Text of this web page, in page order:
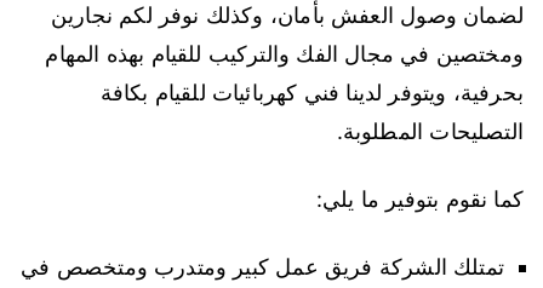
لضمان وصول العفش بأمان، وكذلك نوفر لكم نجارين
ومختصين في مجال الفك والتركيب للقيام بهذه المهام
بحرفية، ويتوفر لدينا فني كهربائيات للقيام بكافة
التصليحات المطلوبة.
كما نقوم بتوفير ما يلي:
تمتلك الشركة فريق عمل كبير ومتدرب ومتخصص في